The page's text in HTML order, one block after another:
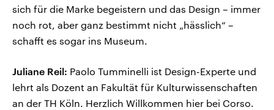
sich für die Marke begeistern und das Design – immer
noch rot, aber ganz bestimmt nicht „hässlich“ –
schafft es sogar ins Museum.
Juliane Reil: Paolo Tumminelli ist Design-Experte und
lehrt als Dozent an Fakultät für Kulturwissenschaften
an der TH Köln. Herzlich Willkommen hier bei Corso.